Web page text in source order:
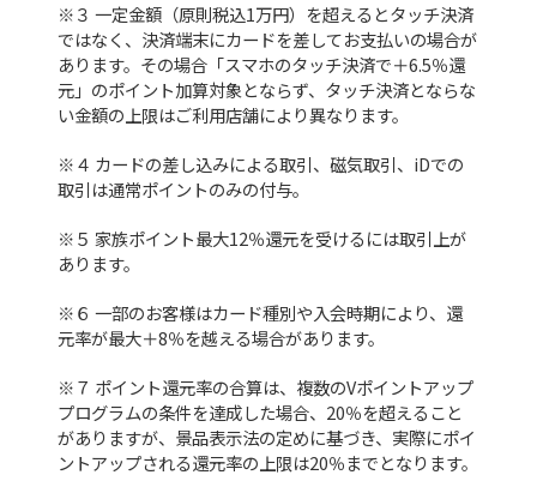
※３ 一定金額（原則税込1万円）を超えるとタッチ決済
ではなく、決済端末にカードを差してお支払いの場合が
あります。その場合「スマホのタッチ決済で＋6.5％還
元」のポイント加算対象とならず、タッチ決済とならな
い金額の上限はご利用店舗により異なります。
※４ カードの差し込みによる取引、磁気取引、iDでの
取引は通常ポイントのみの付与。
※５ 家族ポイント最大12％還元を受けるには取引上が
あります。
※６ 一部のお客様はカード種別や入会時期により、還
元率が最大＋8％を越える場合があります。
※７ ポイント還元率の合算は、複数のVポイントアップ
プログラムの条件を達成した場合、20％を超えること
がありますが、景品表示法の定めに基づき、実際にポイ
ントアップされる還元率の上限は20％までとなります。